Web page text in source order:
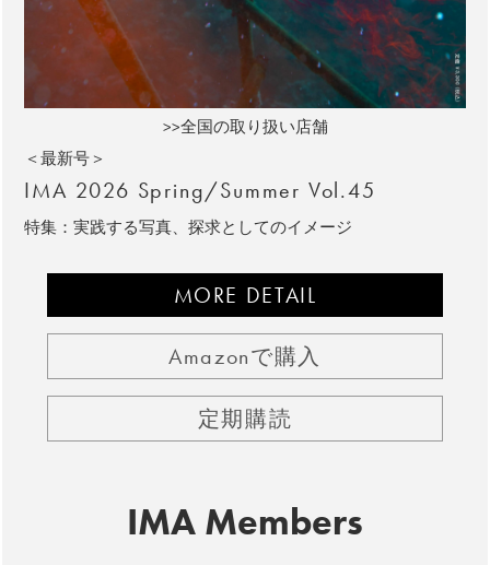
>>全国の取り扱い店舗
＜最新号＞
IMA 2026 Spring/Summer Vol.45
特集：実践する写真、探求としてのイメージ
MORE DETAIL
Amazonで購入
定期購読
IMA Members